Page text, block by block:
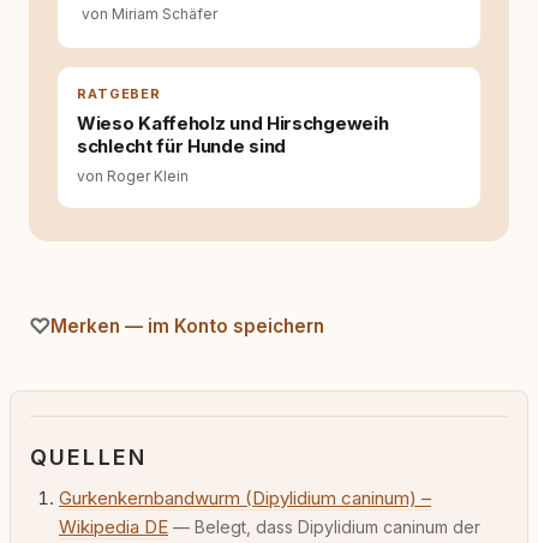
Texten möchte ich genau dazu beitragen.
von Miriam Schäfer
RATGEBER
Wieso Kaffeholz und Hirschgeweih
schlecht für Hunde sind
von Roger Klein
Merken — im Konto speichern
QUELLEN
Gurkenkernbandwurm (Dipylidium caninum) –
Wikipedia DE — Belegt, dass Dipylidium caninum der